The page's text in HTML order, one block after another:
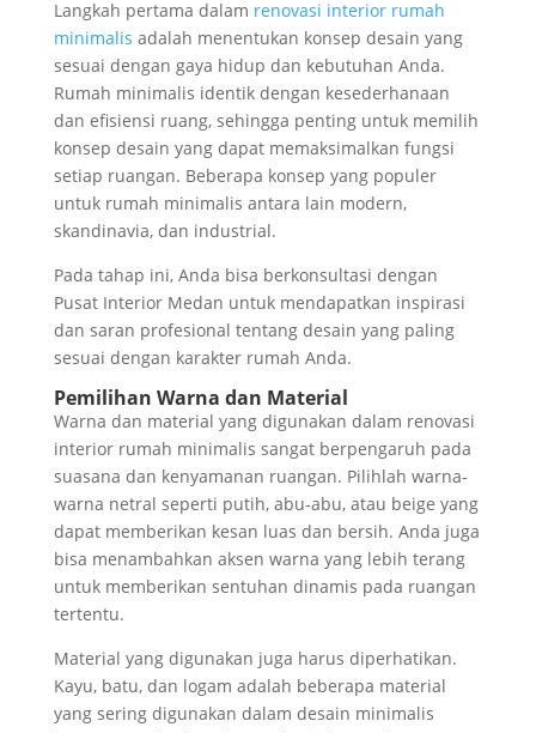
Langkah pertama dalam renovasi interior rumah
minimalis adalah menentukan konsep desain yang
sesuai dengan gaya hidup dan kebutuhan Anda.
Rumah minimalis identik dengan kesederhanaan
dan efisiensi ruang, sehingga penting untuk memilih
konsep desain yang dapat memaksimalkan fungsi
setiap ruangan. Beberapa konsep yang populer
untuk rumah minimalis antara lain modern,
skandinavia, dan industrial.
Pada tahap ini, Anda bisa berkonsultasi dengan
Pusat Interior Medan untuk mendapatkan inspirasi
dan saran profesional tentang desain yang paling
sesuai dengan karakter rumah Anda.
Pemilihan Warna dan Material
Warna dan material yang digunakan dalam renovasi
interior rumah minimalis sangat berpengaruh pada
suasana dan kenyamanan ruangan. Pilihlah warna-
warna netral seperti putih, abu-abu, atau beige yang
dapat memberikan kesan luas dan bersih. Anda juga
bisa menambahkan aksen warna yang lebih terang
untuk memberikan sentuhan dinamis pada ruangan
tertentu.
Material yang digunakan juga harus diperhatikan.
Kayu, batu, dan logam adalah beberapa material
yang sering digunakan dalam desain minimalis